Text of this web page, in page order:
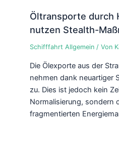
Öltransporte durch
nutzen Stealth-
Schifffahrt Allgemein/ Von
Die Ölexporte aus der
nehmen dank neuartiger
zu. Dies ist jedoch kein
Normalisierung, sondern
fragmentierten